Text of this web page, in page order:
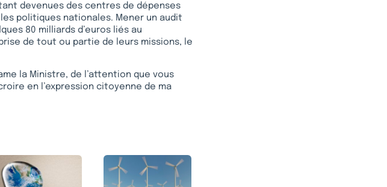
devenues des centres de dépenses
politiques nationales. Mener un audit
80 milliards d’euros liés au
de tout ou partie de leurs missions, le
la Ministre, de l’attention que vous
en l’expression citoyenne de ma